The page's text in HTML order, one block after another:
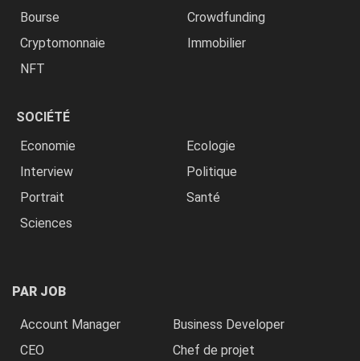
Bourse
Crowdfunding
Cryptomonnaie
Immobilier
NFT
SOCIÉTÉ
Economie
Ecologie
Interview
Politique
Portrait
Santé
Sciences
PAR JOB
Account Manager
Business Developer
CEO
Chef de projet